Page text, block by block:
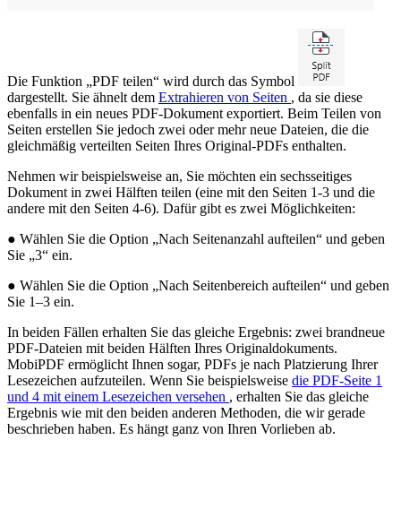
Die Funktion „PDF teilen“ wird durch das Symbol
dargestellt. Sie ähnelt dem Extrahieren von Seiten , da sie diese
ebenfalls in ein neues PDF-Dokument exportiert. Beim Teilen von
Seiten erstellen Sie jedoch zwei oder mehr neue Dateien, die die
gleichmäßig verteilten Seiten Ihres Original-PDFs enthalten.
Nehmen wir beispielsweise an, Sie möchten ein sechsseitiges
Dokument in zwei Hälften teilen (eine mit den Seiten 1-3 und die
andere mit den Seiten 4-6). Dafür gibt es zwei Möglichkeiten:
● Wählen Sie die Option „Nach Seitenanzahl aufteilen“ und geben
Sie „3“ ein.
● Wählen Sie die Option „Nach Seitenbereich aufteilen“ und geben
Sie 1–3 ein.
In beiden Fällen erhalten Sie das gleiche Ergebnis: zwei brandneue
PDF-Dateien mit beiden Hälften Ihres Originaldokuments.
MobiPDF ermöglicht Ihnen sogar, PDFs je nach Platzierung Ihrer
Lesezeichen aufzuteilen. Wenn Sie beispielsweise die PDF-Seite 1
und 4 mit einem Lesezeichen versehen , erhalten Sie das gleiche
Ergebnis wie mit den beiden anderen Methoden, die wir gerade
beschrieben haben. Es hängt ganz von Ihren Vorlieben ab.